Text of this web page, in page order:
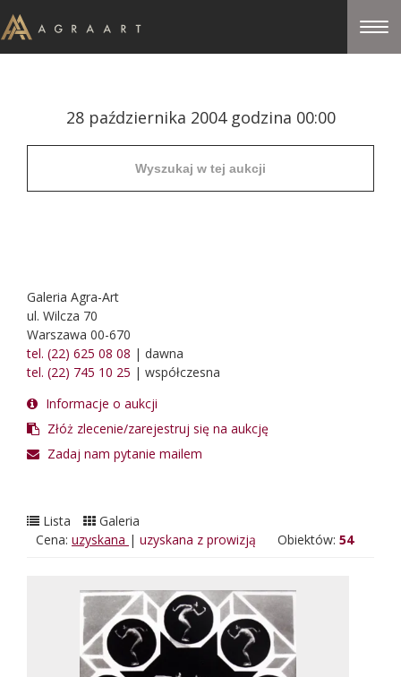
28 października 2004 godzina 00:00
Galeria Agra-Art
ul. Wilcza 70
Warszawa 00-670
tel. (22) 625 08 08 | dawna
tel. (22) 745 10 25 | współczesna
Informacje o aukcji
Złóż zlecenie/zarejestruj się na aukcję
Zadaj nam pytanie mailem
Lista
Galeria
Cena: uzyskana | uzyskana z prowizją Obiektów: 54